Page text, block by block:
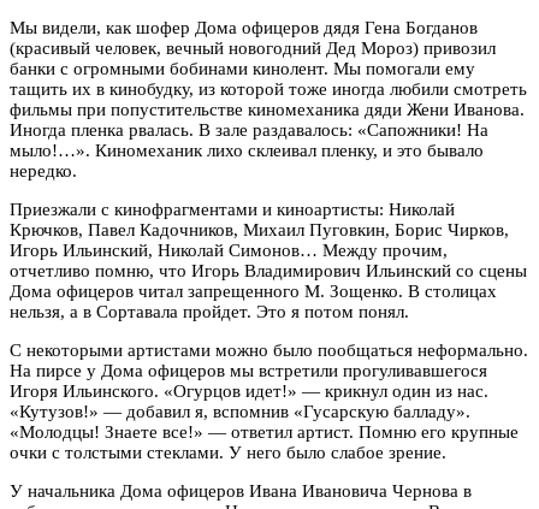
Мы видели, как шофер Дома офицеров дядя Гена Богданов
(красивый человек, вечный новогодний Дед Мороз) привозил
банки с огромными бобинами кинолент. Мы помогали ему
тащить их в кинобудку, из которой тоже иногда любили смотреть
фильмы при попустительстве киномеханика дяди Жени Иванова.
Иногда пленка рвалась. В зале раздавалось: «Сапожники! На
мыло!…». Киномеханик лихо склеивал пленку, и это бывало
нередко.
Приезжали с кинофрагментами и киноартисты: Николай
Крючков, Павел Кадочников, Михаил Пуговкин, Борис Чирков,
Игорь Ильинский, Николай Симонов… Между прочим,
отчетливо помню, что Игорь Владимирович Ильинский со сцены
Дома офицеров читал запрещенного М. Зощенко. В столицах
нельзя, а в Сортавала пройдет. Это я потом понял.
С некоторыми артистами можно было пообщаться неформально.
На пирсе у Дома офицеров мы встретили прогуливавшегося
Игоря Ильинского. «Огурцов идет!» — крикнул один из нас.
«Кутузов!» — добавил я, вспомнив «Гусарскую балладу».
«Молодцы! Знаете все!» — ответил артист. Помню его крупные
очки с толстыми стеклами. У него было слабое зрение.
У начальника Дома офицеров Ивана Ивановича Чернова в